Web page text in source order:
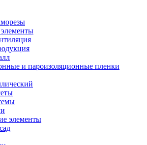
и пароизоляционные пленки
элементы